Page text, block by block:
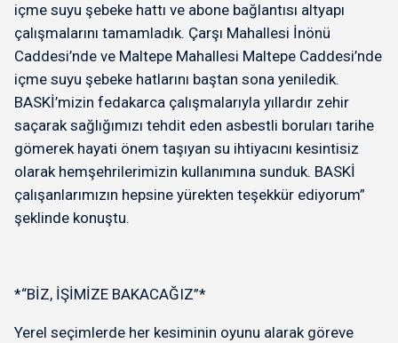
içme suyu şebeke hattı ve abone bağlantısı altyapı
çalışmalarını tamamladık. Çarşı Mahallesi İnönü
Caddesi’nde ve Maltepe Mahallesi Maltepe Caddesi’nde
içme suyu şebeke hatlarını baştan sona yeniledik.
BASKİ’mizin fedakarca çalışmalarıyla yıllardır zehir
saçarak sağlığımızı tehdit eden asbestli boruları tarihe
gömerek hayati önem taşıyan su ihtiyacını kesintisiz
olarak hemşehrilerimizin kullanımına sunduk. BASKİ
çalışanlarımızın hepsine yürekten teşekkür ediyorum”
şeklinde konuştu.
*“BİZ, İŞİMİZE BAKACAĞIZ”*
Yerel seçimlerde her kesiminin oyunu alarak göreve